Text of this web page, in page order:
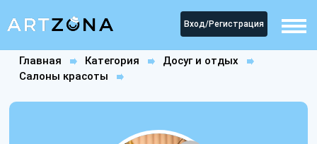
Вход/Регистрация
Главная Категория
Досуг и отдых
Салоны красоты